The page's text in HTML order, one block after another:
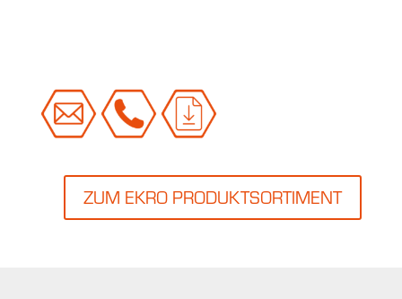
ZUM EKRO PRODUKTSORTIMENT